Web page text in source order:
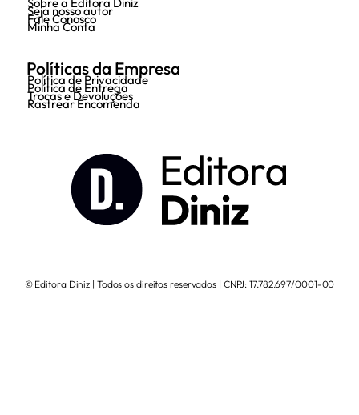
Seja nosso autor
Fale Conosco
Minha Conta
Políticas da Empresa
Política de Privacidade
Política de Entrega
Trocas e Devoluções
Rastrear Encomenda
© Editora Diniz | Todos os direitos reservados | CNPJ: 17.782.697/0001-00